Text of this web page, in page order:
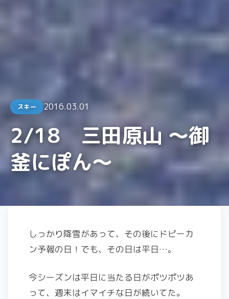
スキー 2016.03.01
2/18 三田原山 ～御
釜にぽん～
しっかり降雪があって、その後にドピーカ
ン予報の日！でも、その日は平日…。
今シーズンは平日に当たる日がポツポツあ
って、週末はイマイチな日が続いてた。